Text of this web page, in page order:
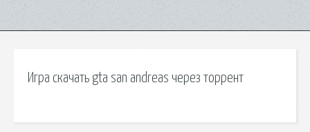
Игра скачать gta san andreas через торрент